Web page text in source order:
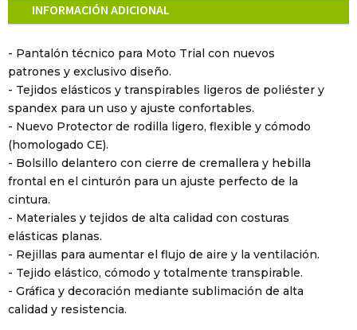
INFORMACIÓN ADICIONAL
- Pantalón técnico para Moto Trial con nuevos
patrones y exclusivo diseño.
- Tejidos elásticos y transpirables ligeros de poliéster y
spandex para un uso y ajuste confortables.
- Nuevo Protector de rodilla ligero, flexible y cómodo
(homologado CE).
- Bolsillo delantero con cierre de cremallera y hebilla
frontal en el cinturón para un ajuste perfecto de la
cintura.
- Materiales y tejidos de alta calidad con costuras
elásticas planas.
- Rejillas para aumentar el flujo de aire y la ventilación.
- Tejido elástico, cómodo y totalmente transpirable.
- Gráfica y decoración mediante sublimación de alta
calidad y resistencia.